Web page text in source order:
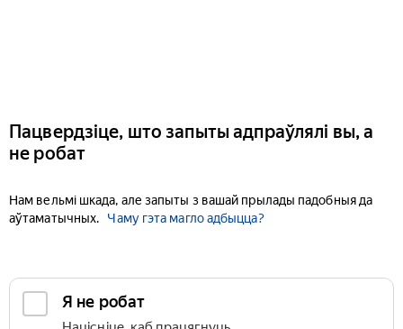
Пацвердзіце, што запыты адпраўлялі вы, а
не робат
Нам вельмі шкада, але запыты з вашай прылады падобныя да
аўтаматычных.
Чаму гэта магло адбыцца?
Я не робат